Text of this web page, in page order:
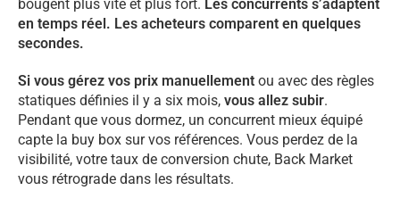
bougent plus vite et plus fort. Les concurrents s’adaptent
en temps réel. Les acheteurs comparent en quelques
secondes.
Si vous gérez vos prix manuellement ou avec des règles
statiques définies il y a six mois, vous allez subir.
Pendant que vous dormez, un concurrent mieux équipé
capte la buy box sur vos références. Vous perdez de la
visibilité, votre taux de conversion chute, Back Market
vous rétrograde dans les résultats.